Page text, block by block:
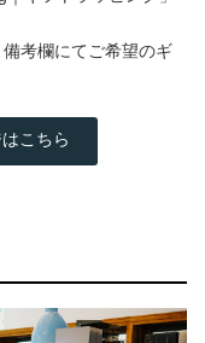
考欄にてご希望のギ
こちら